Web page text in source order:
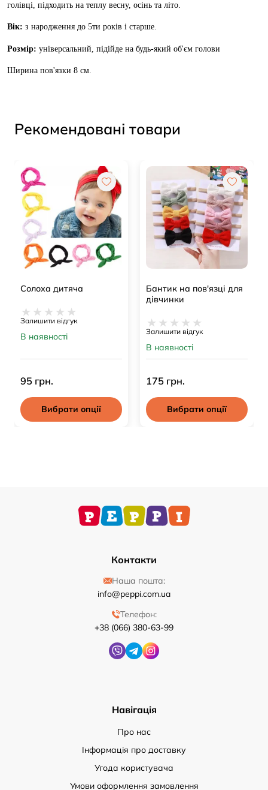
голівці, підходить на теплу весну, осінь та літо.
Вік: з народження до 5ти років і старше.
Розмір: універсальний, підійде на будь-який об'єм голови
Ширина пов'язки 8 см.
Рекомендовані товари
Солоха дитяча
Залишити відгук
В наявності
95 грн.
Вибрати опції
Бантик на пов'язці для
дівчинки
Залишити відгук
В наявності
175 грн.
Вибрати опції
Контакти
Наша пошта:
info@peppi.com.ua
Телефон:
+38 (066) 380-63-99
Навігація
Про нас
Інформація про доставку
Угода користувача
Умови оформлення замовлення